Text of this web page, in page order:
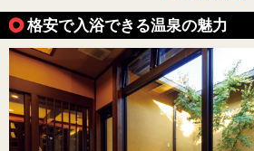
格安で入浴できる温泉の魅力